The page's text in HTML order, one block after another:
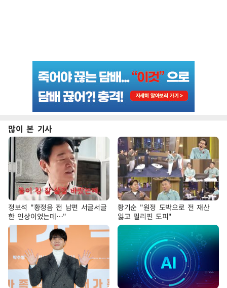
많이 본 기사
정보석 "황정음 전 남편 서글서글
한 인상이었는데…"
황기순 "원정 도박으로 전 재산
잃고 필리핀 도피"